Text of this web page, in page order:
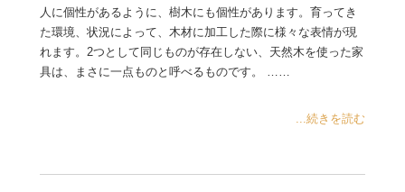
人に個性があるように、樹木にも個性があります。育ってき
た環境、状況によって、木材に加工した際に様々な表情が現
れます。2つとして同じものが存在しない、天然木を使った家
具は、まさに一点ものと呼べるものです。 ……
...続きを読む